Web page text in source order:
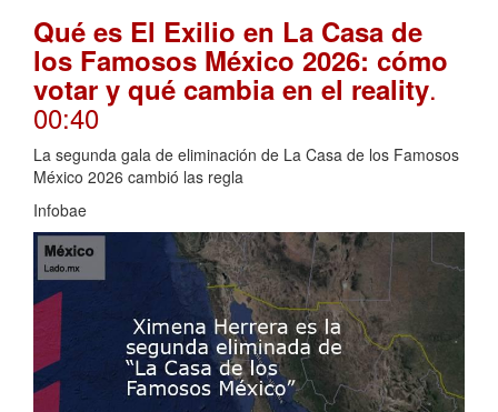
Qué es El Exilio en La Casa de
los Famosos México 2026: cómo
votar y qué cambia en el reality.
00:40
La segunda gala de eliminación de La Casa de los Famosos
México 2026 cambió las regla
Infobae